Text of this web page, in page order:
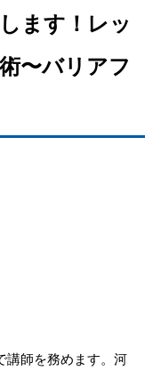
ます！レッ
〜バリアフ
講師を務めます。河